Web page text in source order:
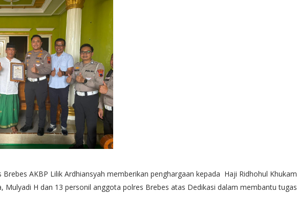
AKBP Lilik Ardhiansyah memberikan penghargaan kepada Haji Ridhohul Khukam
Mulyadi H dan 13 personil anggota polres Brebes atas Dedikasi dalam membantu tugas